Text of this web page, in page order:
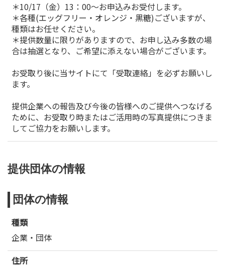
＊10/17（金）13：00～お申込みお受付します。
＊各種(エッグフリー・オレンジ・黒糖)ございますが、
種類はお任せください。
＊提供数量に限りがありますので、お申し込み多数の場
合は抽選となり、ご希望に添えない場合がございます。
お受取り後に当サイトにて「受取連絡」を必ずお願いし
ます。
提供企業への報告及び今後の皆様へのご提供へつなげる
ために、お受取り時またはご活用時の写真提供につきま
してご協力をお願いします。
提供団体の情報
団体の情報
種類
企業・団体
住所